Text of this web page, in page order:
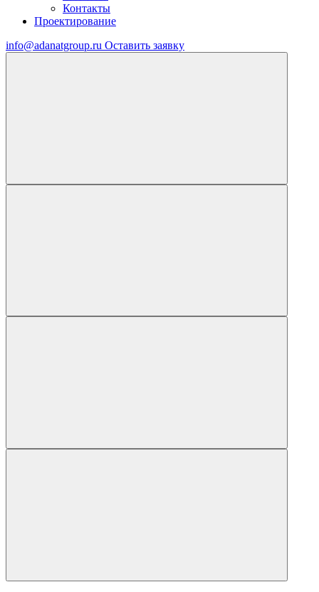
Контакты
Проектирование
info@adanatgroup.ru Оставить заявку